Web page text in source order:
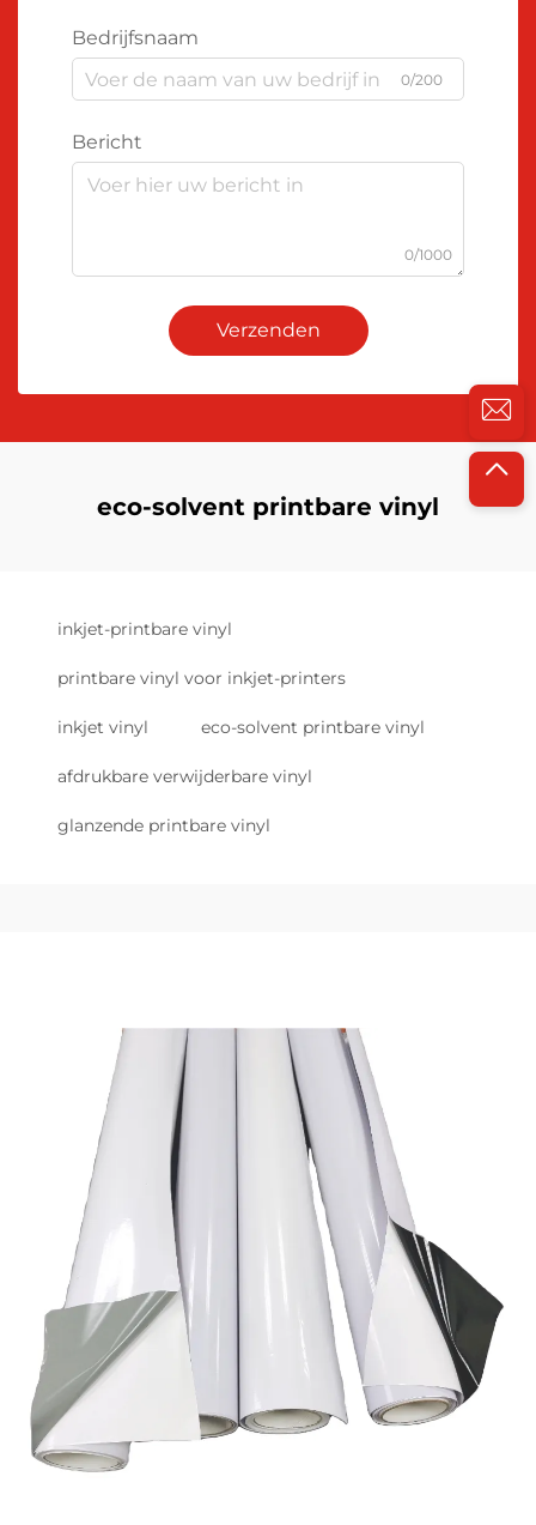
Bedrijfsnaam
0/200
Bericht
0/1000
Verzenden
eco-solvent printbare vinyl
inkjet-printbare vinyl
printbare vinyl voor inkjet-printers
inkjet vinyl eco-solvent printbare vinyl
afdrukbare verwijderbare vinyl
glanzende printbare vinyl